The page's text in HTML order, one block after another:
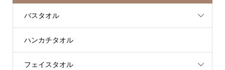
バスタオル
ハンカチタオル
フェイスタオル